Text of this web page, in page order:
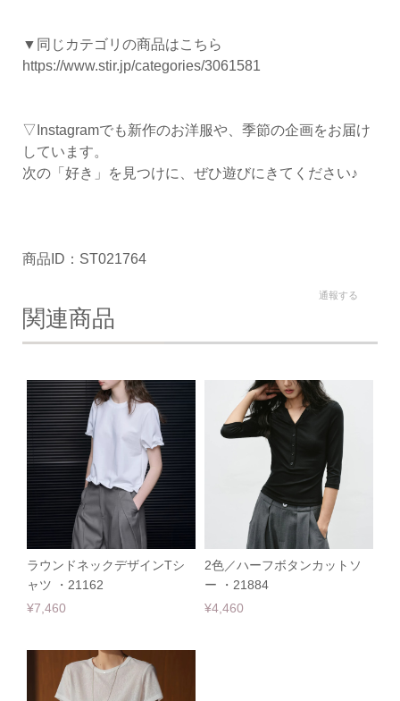
▼同じカテゴリの商品はこちら
https://www.stir.jp/categories/3061581
▽Instagramでも新作のお洋服や、季節の企画をお届け
しています。
次の「好き」を見つけに、ぜひ遊びにきてください♪
商品ID：ST021764
通報する
関連商品
ラウンドネックデザインTシ
ャツ ・21162
¥7,460
2色／ハーフボタンカットソ
ー ・21884
¥4,460